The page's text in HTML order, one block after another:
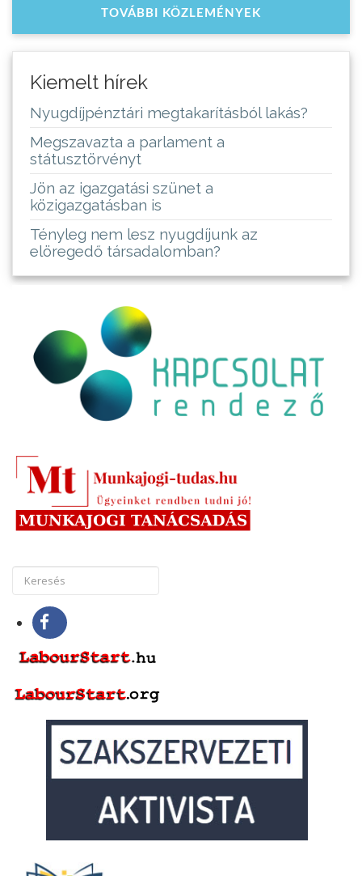
TOVÁBBI KÖZLEMÉNYEK
Kiemelt hírek
Nyugdíjpénztári megtakarításból lakás?
Megszavazta a parlament a
státusztörvényt
Jön az igazgatási szünet a
közigazgatásban is
Tényleg nem lesz nyugdíjunk az
elöregedő társadalomban?